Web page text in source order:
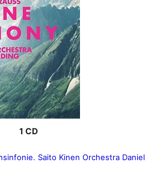
1 CD
Saito Kinen Orchestra Daniel